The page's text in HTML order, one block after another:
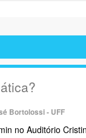
Bortolossi - UFF
no Auditório